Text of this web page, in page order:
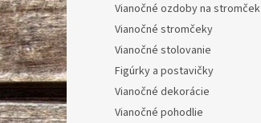
Vianočné ozdoby na stromček
Vianočné stromčeky
Vianočné stolovanie
Figúrky a postavičky
Vianočné dekorácie
Vianočné pohodlie